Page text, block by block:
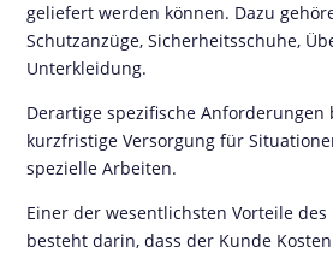
geliefert werden können. Dazu
Schutzanzüge, Sicherheitsschuhe,
Unterkleidung.
Derartige spezifische
kurzfristige Versorgung für
spezielle Arbeiten.
Einer der wesentlichsten Vorteile des
besteht darin, dass der Kunde